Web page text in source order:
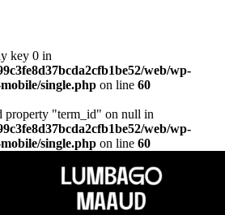
key 0 in
web/wp-
single.php on line 60
property "term_id" on null in
web/wp-
single.php on line 60